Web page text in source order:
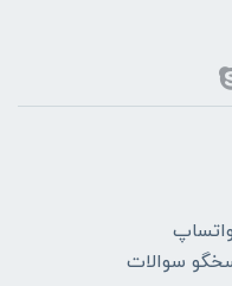
وپاسخگو سوالات